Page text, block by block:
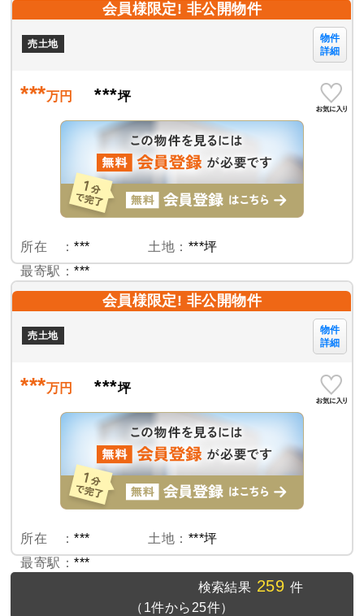
会員様限定! 非公開物件
売土地
物件
詳細
***万円 ***坪
所在 ：***
最寄駅：***
土地： ***坪
会員様限定! 非公開物件
売土地
物件
詳細
***万円 ***坪
所在 ：***
最寄駅：***
土地： ***坪
検索結果 259 件
（1件から25件）